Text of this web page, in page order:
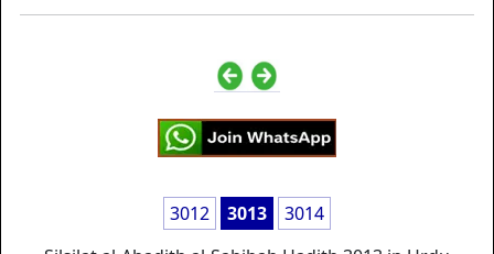
3012 3013
3014